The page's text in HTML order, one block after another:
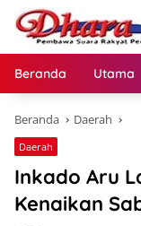
Langsung
konten
Beranda Utama
Beranda Daerah
Daerah
Inkado Aru
Kenaikan